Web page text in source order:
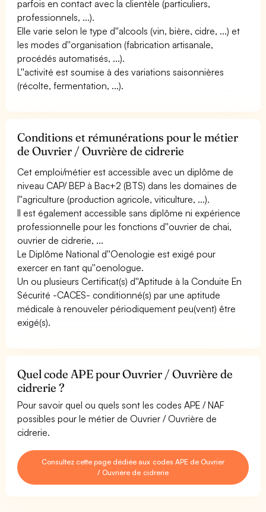
parfois en contact avec la clientèle (particuliers,
professionnels, ...).
Elle varie selon le type d''alcools (vin, bière, cidre, ...) et
les modes d''organisation (fabrication artisanale,
procédés automatisés, ...).
L''activité est soumise à des variations saisonnières
(récolte, fermentation, ...).
Conditions et rémunérations pour le métier
de Ouvrier / Ouvrière de cidrerie
Cet emploi/métier est accessible avec un diplôme de
niveau CAP/ BEP à Bac+2 (BTS) dans les domaines de
l''agriculture (production agricole, viticulture, ...).
Il est également accessible sans diplôme ni expérience
professionnelle pour les fonctions d''ouvrier de chai,
ouvrier de cidrerie, ...
Le Diplôme National d''Oenologie est exigé pour
exercer en tant qu''oenologue.
Un ou plusieurs Certificat(s) d''Aptitude à la Conduite En
Sécurité -CACES- conditionné(s) par une aptitude
médicale à renouveler périodiquement peu(vent) être
exigé(s).
Quel code APE pour Ouvrier / Ouvrière de
cidrerie ?
Pour savoir quel ou quels sont les codes APE / NAF
possibles pour le métier de Ouvrier / Ouvrière de
cidrerie.
Consultez cette page dédiée aux codes APE de Ouvrier
/ Ouvrière de cidrerie